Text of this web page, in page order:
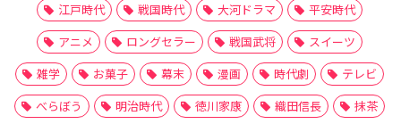
江戸時代 戦国時代 大河ドラマ
平安時代
アニメ
ロングセラー 戦国武将
スイーツ
雑学
お菓子 幕末 漫画 時代劇
テレビ
べらぼう
明治時代 徳川家康 織田信長
抹茶